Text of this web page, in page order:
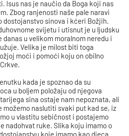
Isus nas je naučio da Boga koji nas
Zbog ranjenosti naše pale naravi
dostojanstvo sinova i kćeri Božjih.
svijetu i utisnut je u ljudsku
danas u velikom moralnom neredu i
Velika je milost biti toga
moći i pomoći koju on obilno
kada je spoznao da su
u boljem položaju od njegova
sina ostaje nam nepoznata, ali
možemo naslutiti svaki put kad se, iz
u vlastitu sebičnost i postajemo
nadohvat ruke. Slika koju imamo o
koje imamo kao djeca